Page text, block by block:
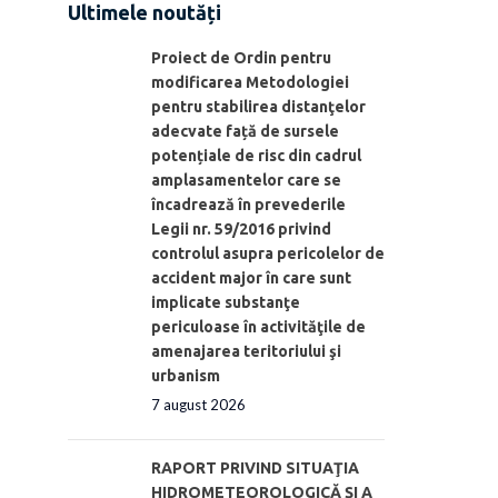
Ultimele noutăți
Proiect de Ordin pentru
modificarea Metodologiei
pentru stabilirea distanţelor
adecvate față de sursele
potențiale de risc din cadrul
amplasamentelor care se
încadrează în prevederile
Legii nr. 59/2016 privind
controlul asupra pericolelor de
accident major în care sunt
implicate substanţe
periculoase în activităţile de
amenajarea teritoriului şi
urbanism
7 august 2026
RAPORT PRIVIND SITUAŢIA
HIDROMETEOROLOGICĂ ŞI A